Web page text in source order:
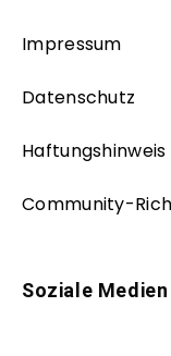
Impressum
Datenschutz
Community-
Soziale Medien